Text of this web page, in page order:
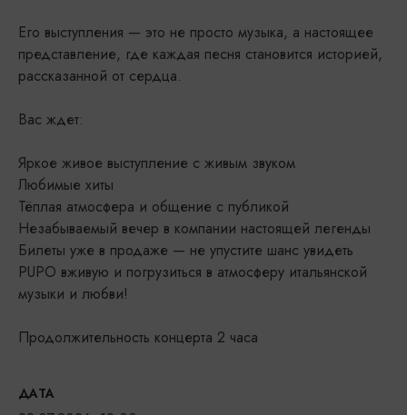
Его выступления — это не просто музыка, а настоящее
представление, где каждая песня становится историей,
рассказанной от сердца.
Вас ждет:
Яркое живое выступление с живым звуком
Любимые хиты
Тёплая атмосфера и общение с публикой
Незабываемый вечер в компании настоящей легенды
Билеты уже в продаже — не упустите шанс увидеть
PUPO вживую и погрузиться в атмосферу итальянской
музыки и любви!
Продолжительность концерта 2 часа
ДАТА